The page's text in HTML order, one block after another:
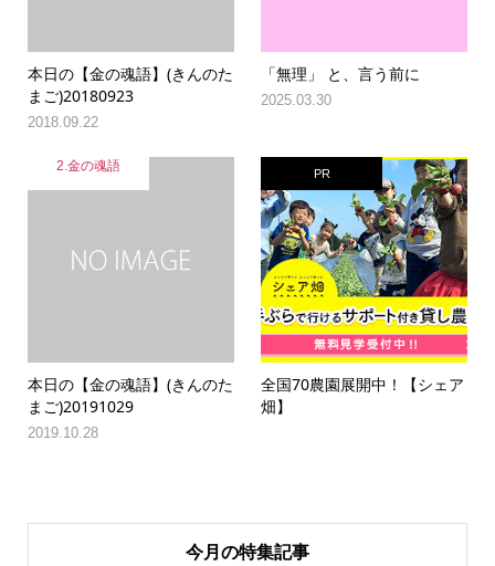
本日の【金の魂語】(きんのた
まご)20180923
2018.09.22
「無理」 と、言う前に
2025.03.30
2.金の魂語
本日の【金の魂語】(きんのた
まご)20191029
2019.10.28
PR
全国70農園展開中！【シェア
畑】
今月の特集記事